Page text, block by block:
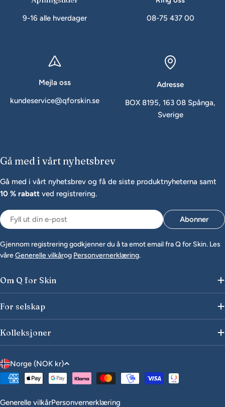
9-16 alle hverdager
08-75 437 00
Mejla oss
kundeservice@qforskin.se
Adresse
BOX 8195, 163 08 Spånga,
Sverige
Gå med i vårt nyhetsbrev
Gå med i vårt nyhetsbrev og få de siste produktnyheterna samt
10 % rabatt ved registrering.
E-
post
Abonner
Gjennom registrering godkjenner du å ta emot email fra Q for Skin. Les
våreGenerelle vilkårog Personvernerklæring.
Om Q for Skin
For selskap
Kolleksjoner
L
a
d
Norge (NOK kr)
Betalingsmåter
Generelle vilkårPersonvernerklæring